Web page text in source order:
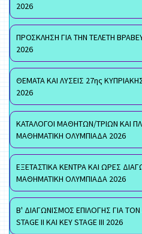
2026
ΠΡΟΣΚΛΗΣΗ ΓΙΑ ΤΗΝ ΤΕΛΕΤΗ
2026
ΘΕΜΑΤΑ ΚΑΙ ΛΥΣΕΙΣ 27ης
2026
ΚΑΤΑΛΟΓΟΙ ΜΑΘΗΤΩΝ/ΤΡΙΩΝ ΚΑΙ
ΜΑΘΗΜΑΤΙΚΗ ΟΛΥΜΠΙΑΔΑ 2026
ΕΞΕΤΑΣΤΙΚΑ ΚΕΝΤΡΑ ΚΑΙ ΩΡΕΣ
ΜΑΘΗΜΑΤΙΚΗ ΟΛΥΜΠΙΑΔΑ 2026
Β' ΔΙΑΓΩΝΙΣΜΟΣ ΕΠΙΛΟΓΗΣ ΓΙΑ
STAGE II ΚΑΙ KEY STAGE III 2026